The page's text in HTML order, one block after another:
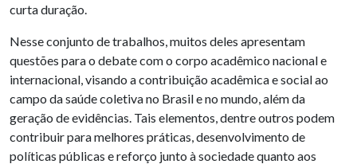
curta duração.
Nesse conjunto de trabalhos, muitos deles apresentam
questões para o debate com o corpo acadêmico nacional e
internacional, visando a contribuição acadêmica e social ao
campo da saúde coletiva no Brasil e no mundo, além da
geração de evidências. Tais elementos, dentre outros podem
contribuir para melhores práticas, desenvolvimento de
políticas públicas e reforço junto à sociedade quanto aos